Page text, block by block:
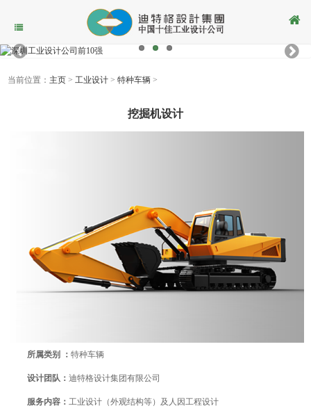
当前位置： 主页 >工业设计 >特种车辆 >
挖掘机设计
所属类别 ： 特种车辆
设计团队： 迪特格设计集团有限公司
服务内容： 工业设计（外观结构等）及人因工程设计